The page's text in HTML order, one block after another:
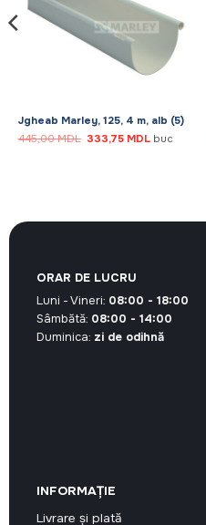
Jgheab Marley, 125, 4 m, alb (5)
445,00MDL Prețul
inițial
333,75 MDLPrețul
buc
INFORMAȚIE
Livrare și plată
ORAR DE LUCRU
Luni - Vineri: 08:00 - 18:00
Sâmbătă: 08:00 - 14:00
Duminica: zi de odihnă